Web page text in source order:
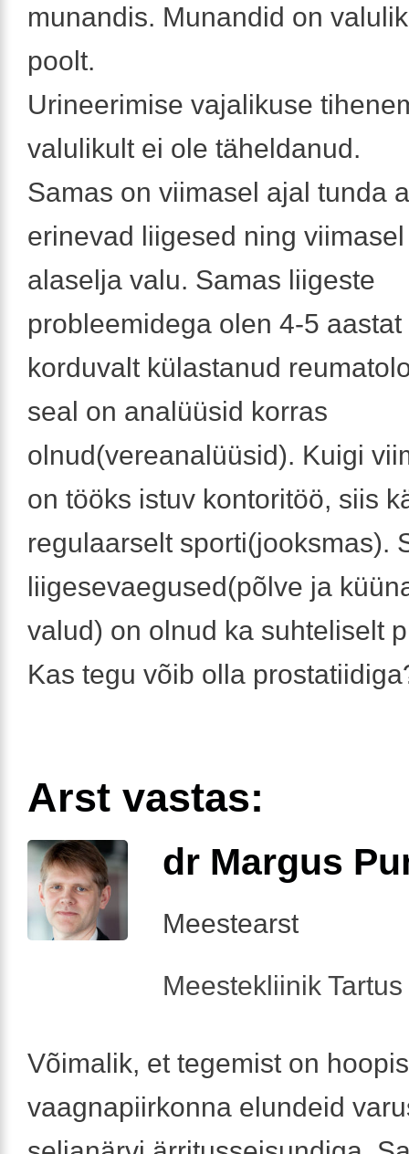
munandis. Munandid on
poolt.
Urineerimise vajalikuse
valulikult ei ole täheldanud.
Samas on viimasel ajal tunda
erinevad liigesed ning
alaselja valu. Samas liigeste
probleemidega olen 4-5 aastat
korduvalt külastanud
seal on analüüsid korras
olnud(vereanalüüsid). Kuigi
on tööks istuv kontoritöö, siis
regulaarselt sporti(jooksmas).
liigesevaegused(põlve ja
valud) on olnud ka suhteliselt
Kas tegu võib olla
Arst vastas:
dr Margus
Meestearst
Meestekliinik
Võimalik, et tegemist on hoopis
vaagnapiirkonna elundeid